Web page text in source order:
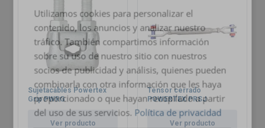
Sujetacables Powertex
Grip PWRG
Ver producto
Tensor cerrado
POWERTEX PRSJ
Ver producto
Utilizamos cookies para personalizar el
contenido, los anuncios y analizar nuestro
tráfico. También compartimos información
sobre su uso de nuestro sitio con nuestros
socios de publicidad y análisis, quienes pueden
combinarla con otra información que les haya
proporcionado o que hayan recopilado a partir
del uso de sus servicios. Política de privacidad